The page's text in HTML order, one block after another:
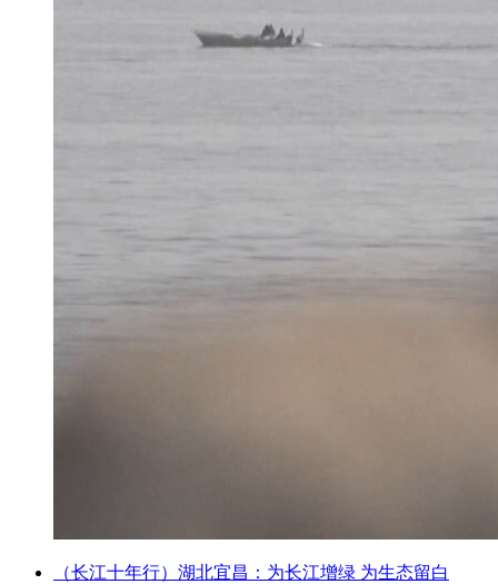
（长江十年行）湖北宜昌：为长江增绿 为生态留白